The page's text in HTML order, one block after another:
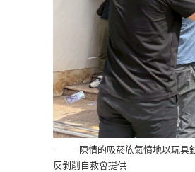
陳情的吸菸族氣憤地以玩具
反剝削自救會提供